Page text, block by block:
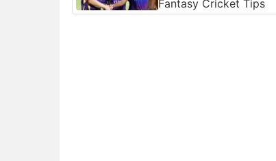
Fantasy Cricket Tips